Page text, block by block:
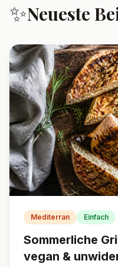
✨Neueste
Mediterran Einfach
Sommerliche
vegan &